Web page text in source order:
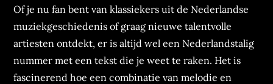
Of je nu fan bent van klassiekers uit de Nederlandse
muziekgeschiedenis of graag nieuwe talentvolle
artiesten ontdekt, er is altijd wel een Nederlandstalig
nummer met een tekst die je weet te raken. Het is
fascinerend hoe een combinatie van melodie en